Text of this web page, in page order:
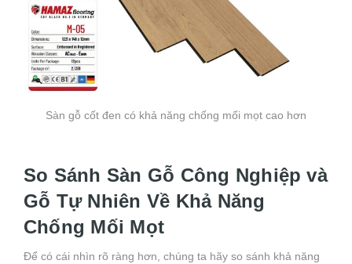
Sàn gỗ cốt đen có khả năng chống mối mọt cao hơn
So Sánh Sàn Gỗ Công Nghiệp và
Gỗ Tự Nhiên Về Khả Năng
Chống Mối Mọt
Để có cái nhìn rõ ràng hơn, chúng ta hãy so sánh khả năng